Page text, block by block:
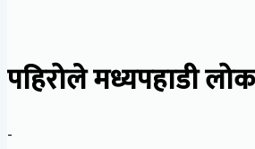
पहिरोले मध्यपहाडी
-